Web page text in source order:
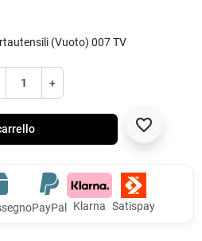
(Vuoto) 007 TV
+
favorite_border
PayPal Klarna Satispay